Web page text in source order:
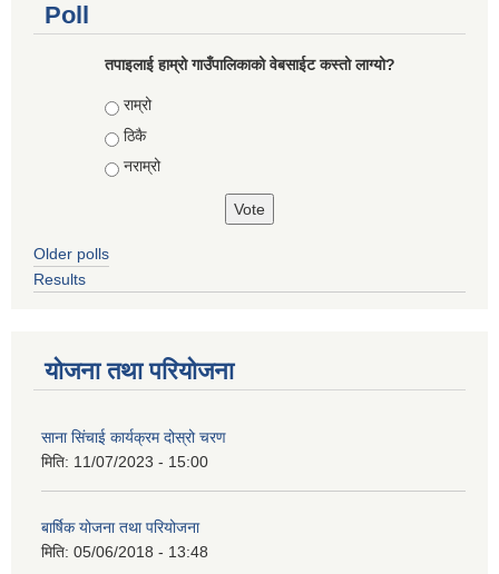
Poll
तपाइलाई हाम्रो गाउँपालिकाको वेबसाईट कस्तो लाग्यो?
Choices
राम्रो
ठिकै
नराम्रो
Older polls
Results
योजना तथा परियोजना
साना सिंचाई कार्यक्रम दोस्रो चरण
मिति: 11/07/2023 - 15:00
बार्षिक योजना तथा परियोजना
मिति: 05/06/2018 - 13:48